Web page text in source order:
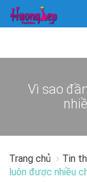
Vì sao đầm suông công sở luôn được
Trang chủ Tin
luôn được nhiều